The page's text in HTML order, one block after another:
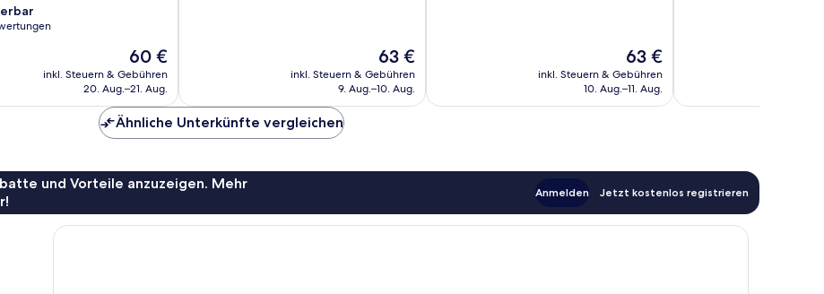
Der
Preis
beträgt
60 €
inkl. Steuern & Gebühren
20. Aug.–21. Aug.
Der
Preis
beträgt
63 €
inkl. Steuern & Gebühren
9. Aug.–10. Aug.
Der
Preis
beträgt
63 €
inkl. Steuern & Gebühren
10. Aug.–11. Aug.
Ähnliche Unterkünfte vergleichen
und Vorteile anzuzeigen. Mehr
Anmelden Jetzt kostenlos registrieren